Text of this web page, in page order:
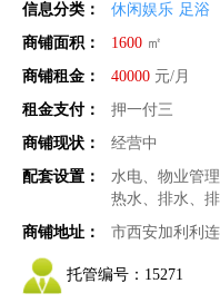
信息分类：
休闲娱乐 足浴
商铺面积：
1600 ㎡
商铺租金：
40000 元/月
租金支付：
押一付三
商铺现状：
经营中
配套设置：
水电、物业管
热水、排水、
商铺地址：
市西安加利利
托管编号： 15271